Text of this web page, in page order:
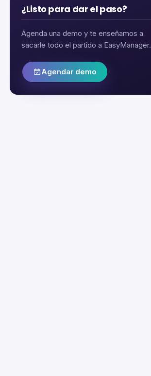
¿Listo para dar el paso?
Agenda una demo y te enseñamos a
sacarle todo el partido a EasyManager.
Agendar demo